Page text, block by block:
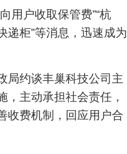
户收取保管费”“杭
递柜”等消息，迅速成为
约谈丰巢科技公司主
，主动承担社会责任，
收费机制，回应用户合